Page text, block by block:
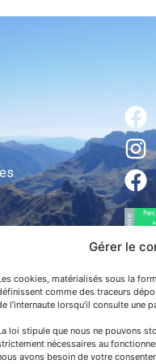
Gérer le
cookies, matérialisés sous la
comme des traceurs
l’internaute lorsqu’il consulte une
loi stipule que nous ne pouvons
nécessaires au
avons besoin de votre